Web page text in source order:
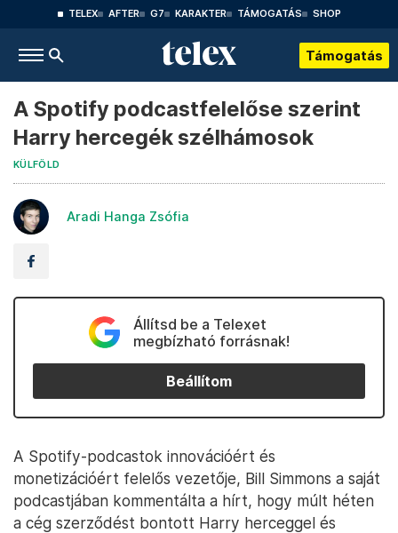
TELEX AFTER G7 KARAKTER TÁMOGATÁS SHOP
Támogatás
A Spotify podcastfelelőse szerint
Harry hercegék szélhámosok
KÜLFÖLD
Aradi Hanga Zsófia
Állítsd be a Telexet
megbízható forrásnak!
Beállítom
A Spotify-podcastok innovációért és
monetizációért felelős vezetője, Bill Simmons a saját
podcastjában kommentálta a hírt, hogy múlt héten
a cég szerződést bontott Harry herceggel és